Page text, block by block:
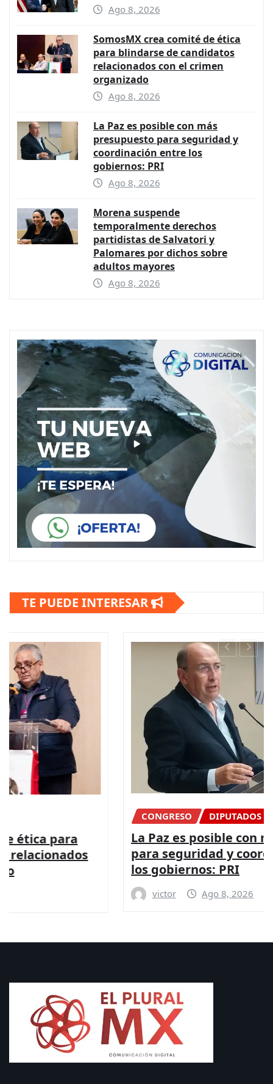
Ago 8, 2026
SomosMX crea comité de ética
para blindarse de candidatos
relacionados con el crimen
organizado
Ago 8, 2026
La Paz es posible con más
presupuesto para seguridad y
coordinación entre los
gobiernos: PRI
Ago 8, 2026
Morena suspende
temporalmente derechos
partidistas de Salvatori y
Palomares por dichos sobre
adultos mayores
Ago 8, 2026
TE PUEDE INTERESAR
DIPUTADOS NACIONAL
La Paz es posible con más presupuesto
para seguridad y coordinación entre
Ago 8, 2026